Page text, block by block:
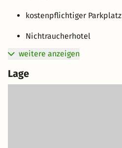
kostenpflichtiger Parkplatz
Nichtraucherhotel
weitere anzeigen
Lage